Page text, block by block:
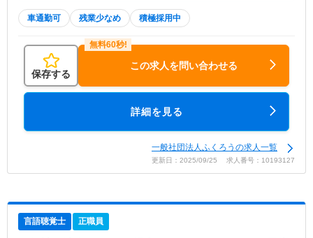
車通勤可 残業少なめ 積極採用中
保存する
この求人を問い合わせる
詳細を見る
一般社団法人ふくろうの求人一覧
更新日：2025/09/25 求人番号：10193127
言語聴覚士 正職員